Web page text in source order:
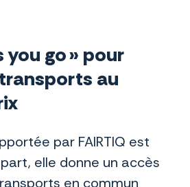
you go » pour
au
par FAIRTIQ est
part, elle donne un accès
en commun